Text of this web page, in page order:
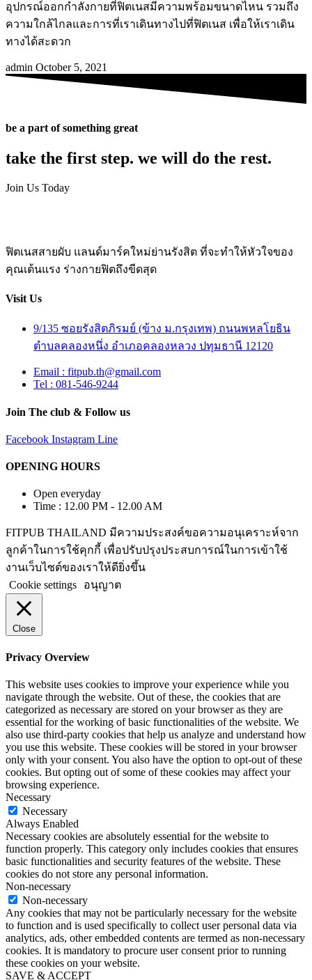
อุปกรณ์ออกกำลังกายที่ฟิตเนสมีความพร้อมขนาดไหน รวมถึง
ความใกล้ไกลและการที่เราเดินทางไปที่ฟิตเนส เพื่อให้เราเดิน
ทางได้สะดวก
admin October 5, 2021
be a part of something great
take the first step. we will do the rest.
Join Us Today
ฟิตเนสสายผับ แลนด์มาร์คใหม่ย่านรังสิต ที่จะทำให้หัวใจของ
คุณเต้นแรง ร่างกายฟิตถึงขีดสุด
Visit Us
9/135 ซอยรังสิตภิรมย์ (ข้าง ม.กรุงเทพ) ถนนพหลโยธิน
ตำบลคลองหนึ่ง อำเภอคลองหลวง ปทุมธานี 12120
Email : fitpub.th@gmail.com
Tel : 081-546-9244
Join The club & Follow us
Facebook Instagram Line
OPENING HOURS
Open everyday
Time : 12.00 PM - 12.00 AM
FITPUB THAILAND มีความประสงค์ขอความอนุเคราะห์จาก
ลูกค้าในการใช้คุกกี้ เพื่อปรับปรุงประสบการณ์ในการเข้าใช้
งานเว็บไซต์ของเราให้ดียิ่งขึ้น
Cookie settings
อนุญาต
Close
Privacy Overview
This website uses cookies to improve your experience while you
navigate through the website. Out of these, the cookies that are
categorized as necessary are stored on your browser as they are
essential for the working of basic functionalities of the website. We
also use third-party cookies that help us analyze and understand how
you use this website. These cookies will be stored in your browser
only with your consent. You also have the option to opt-out of these
cookies. But opting out of some of these cookies may affect your
browsing experience.
Necessary
Necessary
Always Enabled
Necessary cookies are absolutely essential for the website to
function properly. This category only includes cookies that ensures
basic functionalities and security features of the website. These
cookies do not store any personal information.
Non-necessary
Non-necessary
Any cookies that may not be particularly necessary for the website
to function and is used specifically to collect user personal data via
analytics, ads, other embedded contents are termed as non-necessary
cookies. It is mandatory to procure user consent prior to running
these cookies on your website.
SAVE & ACCEPT